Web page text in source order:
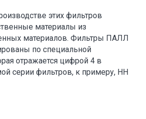
этих фильтров
материалы из
материалов. Фильтры ПАЛЛ
по специальной
отражается цифрой 4 в
серии фильтров, к примеру, НН